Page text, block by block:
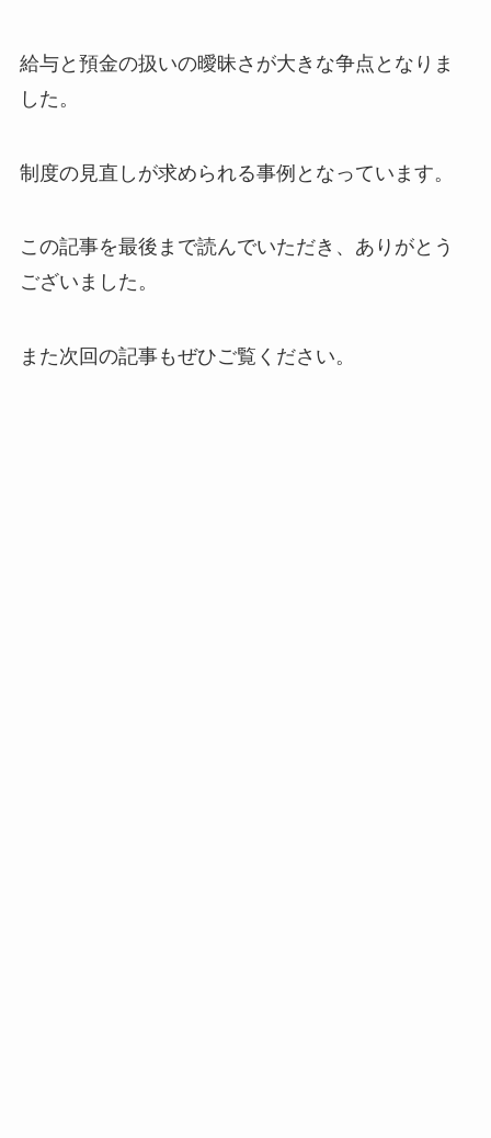
給与と預金の扱いの曖昧さが大きな争点となりま
した。
制度の見直しが求められる事例となっています。
この記事を最後まで読んでいただき、ありがとう
ございました。
また次回の記事もぜひご覧ください。